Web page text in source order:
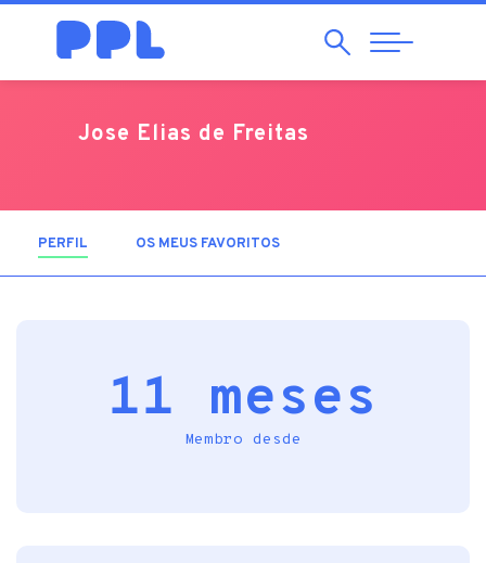
Pesquisar
Abrir
Navegação
Jose Elias de Freitas
PERFIL (SEPARADOR ATIVO)
OS MEUS FAVORITOS
11 meses
Membro desde